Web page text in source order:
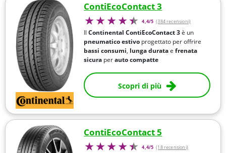
ContiEcoContact 3
4,4/5 (384 recensioni)
IlContinental ContiEcoContact 3è un
pneumatico estivo progettato per offrire
bassi consumi, lunga durataefrenata
sicura perauto compatte
Scopri di più
ContiEcoContact 5
4,4/5 (18 recensioni)